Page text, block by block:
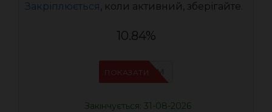
Закріплюється, коли активний, зберігайте.
10.84%
IFP33WRM
ПОКАЗАТИ
Закінчується: 31-08-2026